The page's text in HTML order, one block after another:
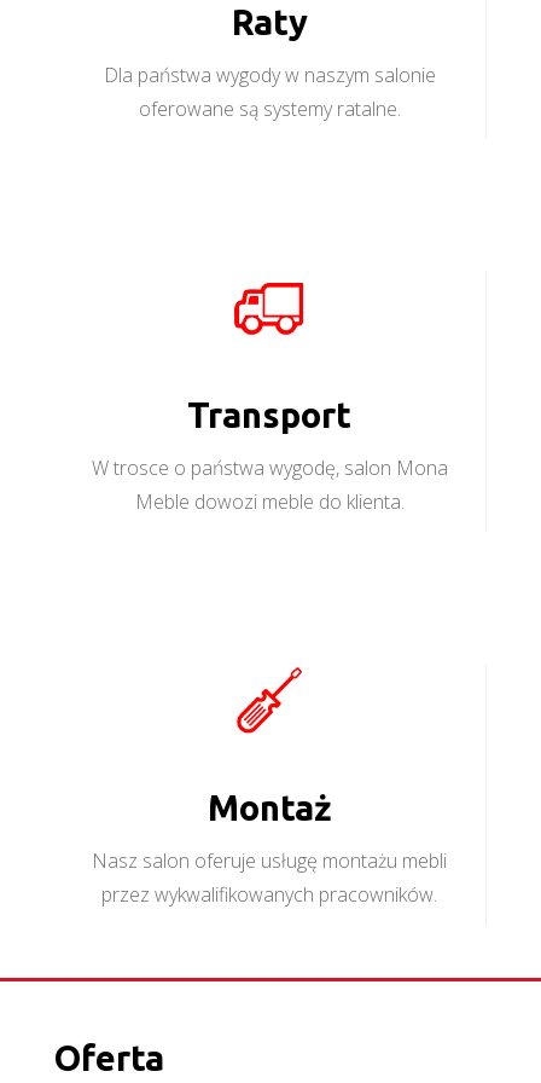
Raty
Dla państwa wygody w naszym salonie
oferowane są systemy ratalne.
Transport
W trosce o państwa wygodę, salon Mona
Meble dowozi meble do klienta.
Montaż
Nasz salon oferuje usługę montażu mebli
przez wykwalifikowanych pracowników.
Oferta